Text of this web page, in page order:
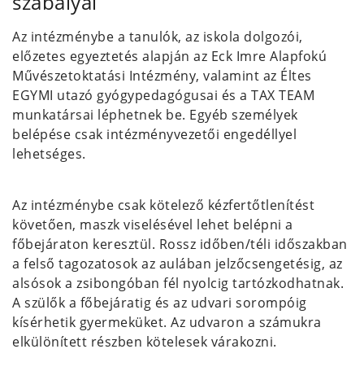
Az intézménybe a tanulók, az iskola dolgozói,
előzetes egyeztetés alapján az Eck Imre Alapfokú
Művészetoktatási Intézmény, valamint az Éltes
EGYMI utazó gyógypedagógusai és a TAX TEAM
munkatársai léphetnek be. Egyéb személyek
belépése csak intézményvezetői engedéllyel
lehetséges.
Az intézménybe csak kötelező kézfertőtlenítést
követően, maszk viselésével lehet belépni a
főbejáraton keresztül. Rossz időben/téli időszakban
a felső tagozatosok az aulában jelzőcsengetésig, az
alsósok a zsibongóban fél nyolcig tartózkodhatnak.
A szülők a főbejáratig és az udvari sorompóig
kísérhetik gyermeküket. Az udvaron a számukra
elkülönített részben kötelesek várakozni.